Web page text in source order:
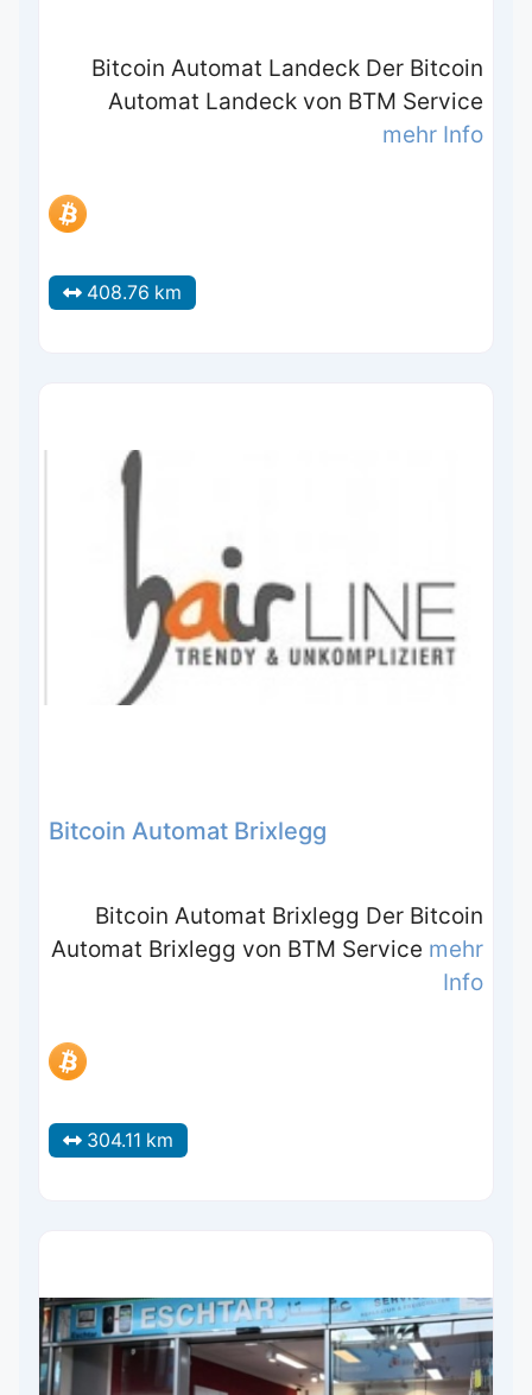
Bitcoin Automat Landeck Der Bitcoin
Automat Landeck von BTM Service
mehr Info
408.76 km
Bitcoin Automat Brixlegg
Bitcoin Automat Brixlegg Der Bitcoin
Automat Brixlegg von BTM Service mehr
Info
304.11 km